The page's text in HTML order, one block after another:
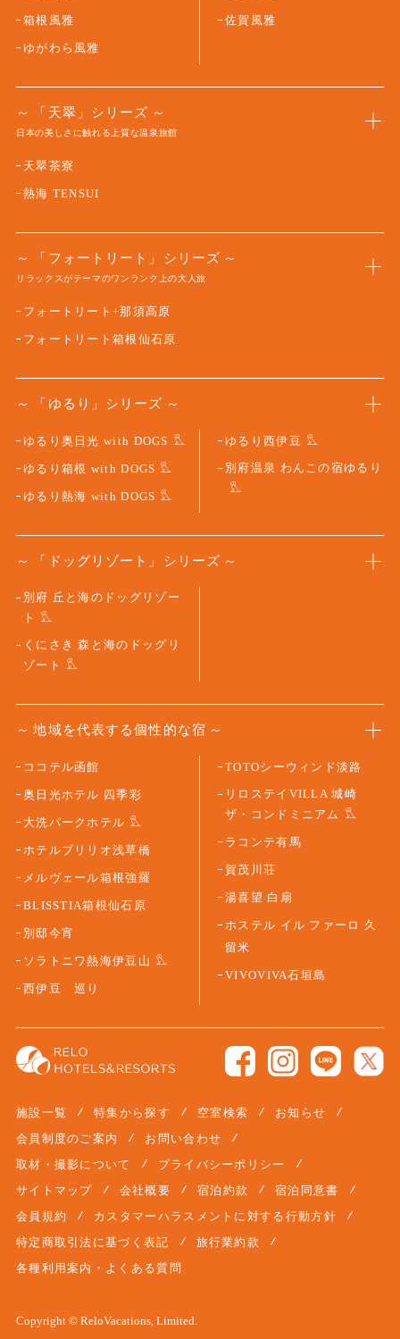
箱根風雅
ゆがわら風雅
佐賀風雅
「天翠」シリーズ
日本の美しさに触れる上質な温泉旅館
天翠茶寮
熱海 TENSUI
「フォートリート」シリーズ
リラックスがテーマのワンランク上の大人旅
フォートリート+那須高原
フォートリート箱根仙石原
「ゆるり」シリーズ
ゆるり奥日光 with DOGS
ゆるり箱根 with DOGS
ゆるり熱海 with DOGS
ゆるり西伊豆
別府温泉 わんこの宿ゆるり
「ドッグリゾート」シリーズ
別府 丘と海のドッグリゾー
ト
くにさき 森と海のドッグリ
ゾート
地域を代表する個性的な宿
ココテル函館
奥日光ホテル 四季彩
大洗パークホテル
ホテルブリリオ浅草橋
メルヴェール箱根強羅
BLISSTIA箱根仙石原
別邸今宵
ソラトニワ熱海伊豆山
西伊豆 巡り
TOTOシーウィンド淡路
リロステイVILLA 城崎
ザ・コンドミニアム
ラコンテ有馬
賀茂川荘
湯喜望 白扇
ホステル イル ファーロ 久
留米
VIVOVIVA石垣島
施設一覧 特集から探す 空室検索
お知らせ
会員制度のご案内
お問い合わせ
取材・撮影について
プライバシーポリシー
サイトマップ
会社概要 宿泊約款
宿泊同意書
会員規約
カスタマーハラスメントに対する行動方針
特定商取引法に基づく表記
旅行業約款
各種利用案内・よくある質問
Copyright © ReloVacations, Limited.